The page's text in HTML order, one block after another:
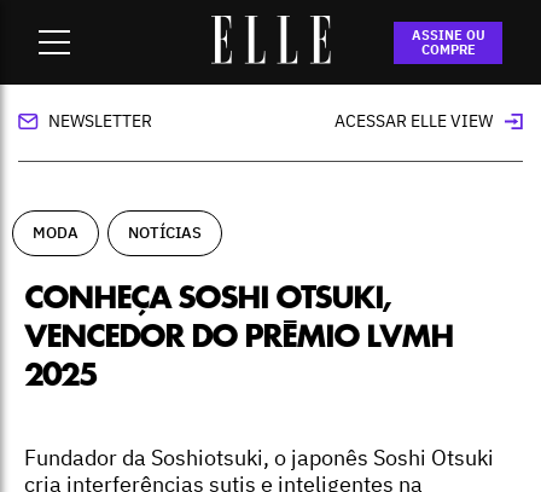
ASSINE OU
COMPRE
Conheça Soshi Otsuki, vencedor do Prêmio
LVMH 2025
NEWSLETTER ACESSAR ELLE VIEW
MODA NOTÍCIAS
CONHEÇA SOSHI OTSUKI,
VENCEDOR DO PRÊMIO LVMH
2025
Fundador da Soshiotsuki, o japonês Soshi Otsuki
cria interferências sutis e inteligentes na